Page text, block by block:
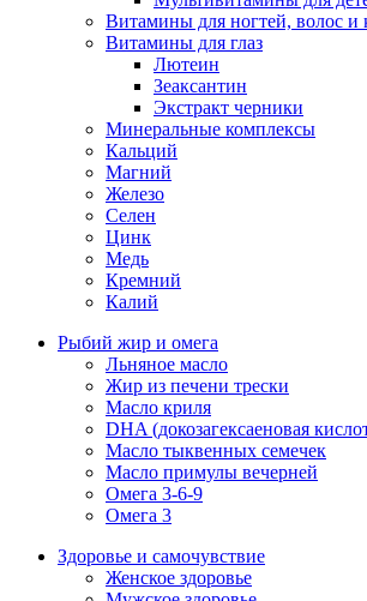
Витамины для ногтей, волос и
Витамины для глаз
Лютеин
Зеаксантин
Экстракт черники
Минеральные комплексы
Кальций
Магний
Железо
Селен
Цинк
Медь
Кремний
Калий
Рыбий жир и омега
Льняное масло
Жир из печени трески
Масло криля
DHA (докозагексаеновая
Масло тыквенных семечек
Масло примулы вечерней
Омега 3-6-9
Омега 3
Здоровье и самочувствие
Женское здоровье